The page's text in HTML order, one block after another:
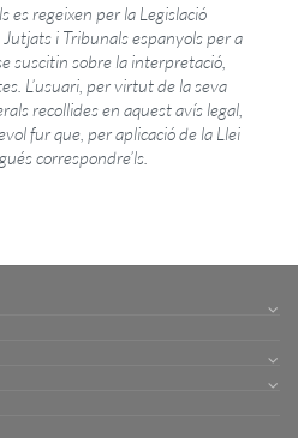
es regeixen per la Legislació
i Tribunals espanyols per a
suscitin sobre la interpretació,
L’usuari, per virtut de la seva
recollides en aquest avís legal,
fur que, per aplicació de la Llei
correspondre’ls.